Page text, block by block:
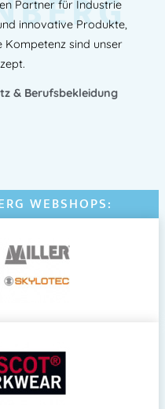
Partner für Industrie
innovative Produkte,
Kompetenz sind unser
& Berufsbekleidung
WEBSHOPS: